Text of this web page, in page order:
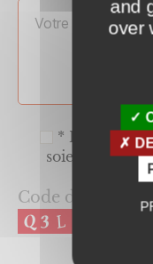
* En
soient
Code de
and
over